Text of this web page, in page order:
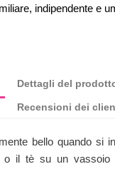
indipendente e
Dettagli del
Recensioni dei
bello quando si
il tè su un vassoio